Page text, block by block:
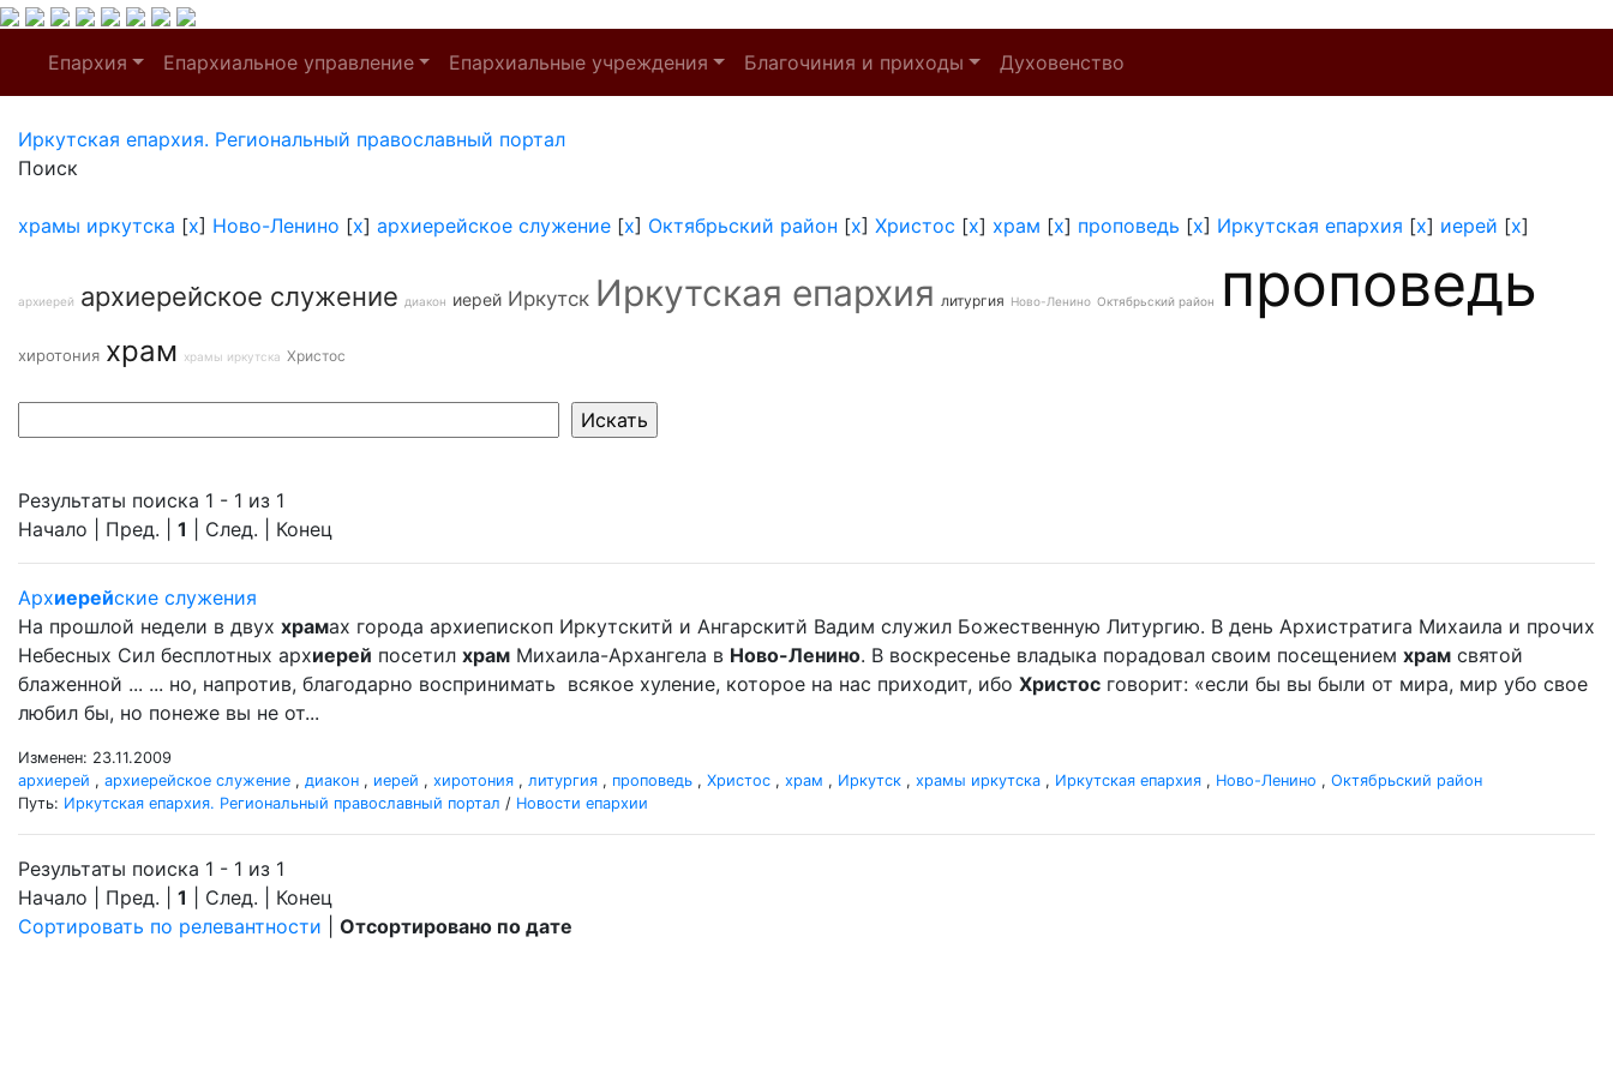
Епархия Епархиальное управление Епархиальные учреждения Благочиния и приходы Духовенство
Иркутская епархия. Региональный православный портал
Поиск
храмы иркутска [x] Ново-Ленино [x] архиерейское служение [x] Октябрьский район [x] Христос [x] храм [x] проповедь [x] Иркутская епархия [x] иерей [x]
архиерей архиерейское служение диакон иерей Иркутск Иркутская епархия литургия Ново-Ленино Октябрьский район проповедь
хиротония храм храмы иркутска Христос
Результаты поиска 1 - 1 из 1
Начало | Пред. | 1 | След. | Конец
Архиерейские служения
На прошлой недели в двух храмах города архиепископ Иркутскитй и Ангарскитй Вадим служил Божественную Литургию. В день Архистратига Михаила и прочих
Небесных Сил бесплотных архиерей посетил храм Михаила-Архангела в Ново-Ленино. В воскресенье владыка порадовал своим посещением храм святой
блаженной ... ... но, напротив, благодарно воспринимать всякое хуление, которое на нас приходит, ибо Христос говорит: «если бы вы были от мира, мир убо свое
любил бы, но понеже вы не от...
Изменен: 23.11.2009
архиерей , архиерейское служение , диакон , иерей , хиротония , литургия , проповедь , Христос , храм , Иркутск , храмы иркутска , Иркутская епархия , Ново-Ленино , Октябрьский район
Путь: Иркутская епархия. Региональный православный портал / Новости епархии
Результаты поиска 1 - 1 из 1
Начало | Пред. | 1 | След. | Конец
Сортировать по релевантности
Отсортировано по дате